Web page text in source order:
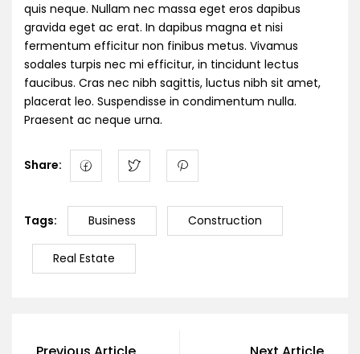
quis neque. Nullam nec massa eget eros dapibus
gravida eget ac erat. In dapibus magna et nisi
fermentum efficitur non finibus metus. Vivamus
sodales turpis nec mi efficitur, in tincidunt lectus
faucibus. Cras nec nibh sagittis, luctus nibh sit amet,
placerat leo. Suspendisse in condimentum nulla.
Praesent ac neque urna.
Share:
Tags: Business Construction
Real Estate